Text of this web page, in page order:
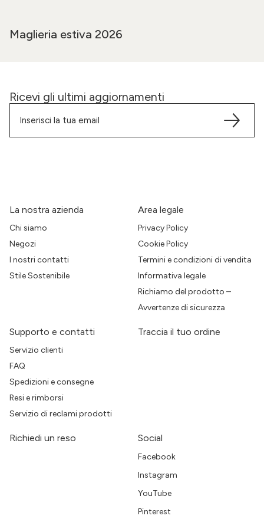
Maglieria estiva 2026
Ricevi gli ultimi aggiornamenti
La nostra azienda
Chi siamo
Negozi
I nostri contatti
Stile Sostenibile
Area legale
Privacy Policy
Cookie Policy
Termini e condizioni di vendita
Informativa legale
Richiamo del prodotto –
Avvertenze di sicurezza
Supporto e contatti
Servizio clienti
FAQ
Spedizioni e consegne
Resi e rimborsi
Servizio di reclami prodotti
Traccia il tuo ordine
Richiedi un reso Social
Facebook
Instagram
YouTube
Pinterest